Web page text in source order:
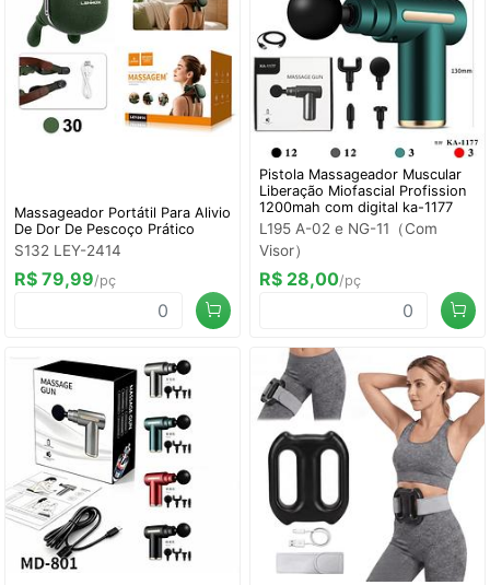
Massageador Portátil Para Alivio
De Dor De Pescoço Prático
S132 LEY-2414
R$ 79,99/pç
Pistola Massageador Muscular
Liberação Miofascial Profission
1200mah com digital ka-1177
L195 A-02 e NG-11（Com
Visor）
R$ 28,00/pç